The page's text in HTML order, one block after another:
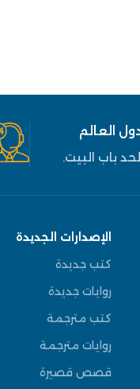
العالم
باب البيت.
الإصدارات الجديدة
كتب جديدة
روايات جديدة
كتب مترجمة
روايات مترجمة
قصص قصيرة